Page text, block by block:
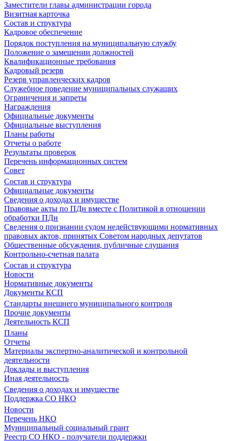
Заместители главы администрации города
Визитная карточка
Состав и структура
Кадровое обеспечение
Порядок поступления на муниципальную службу
Положение о замещении должностей
Квалификационные требования
Кадровый резерв
Резерв управленческих кадров
Служебное поведение муниципальных служащих
Ограничения и запреты
Награждения
Официальные документы
Официальные выступления
Планы работы
Отчеты о работе
Результаты проверок
Перечень информационных систем
Совет
Состав и структура
Официальные документы
Сведения о доходах и имуществе
Правовые акты по ПДн вместе с Политикой в отношении
обработки ПДн
Сведения о признании судом недействующими нормативных
правовых актов, принятых Советом народных депутатов
Общественные обсуждения, публичные слушания
Контрольно-счетная палата
Состав и структура
Новости
Нормативные документы
Документы КСП
Стандарты внешнего муниципального контроля
Прочие документы
Деятельность КСП
Планы
Отчеты
Материалы экспертно-аналитической и контрольной
деятельности
Доклады и выступления
Иная деятельность
Сведения о доходах и имуществе
Поддержка СО НКО
Новости
Перечень НКО
Муниципальный социальный грант
Реестр СО НКО - получатели поддержки